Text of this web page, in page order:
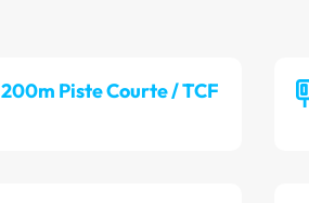
200m Piste Courte / TCF